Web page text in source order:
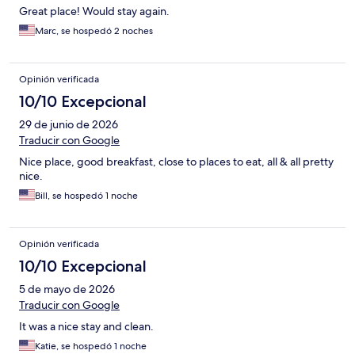
Great place! Would stay again.
Marc, se hospedó 2 noches
Opinión verificada
10/10 Excepcional
29 de junio de 2026
Traducir con Google
Nice place, good breakfast, close to places to eat, all & all pretty
nice.
Bill, se hospedó 1 noche
Opinión verificada
10/10 Excepcional
5 de mayo de 2026
Traducir con Google
It was a nice stay and clean.
Katie, se hospedó 1 noche